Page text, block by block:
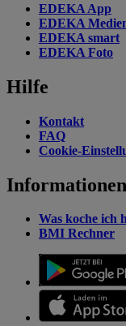
EDEKA App
EDEKA
EDEKA smart
EDEKA Foto
Hilfe
Kontakt
FAQ
Cookie-
Informationen
Was koche ich
BMI Rechner